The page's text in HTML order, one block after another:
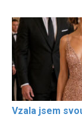
Vzala jsem